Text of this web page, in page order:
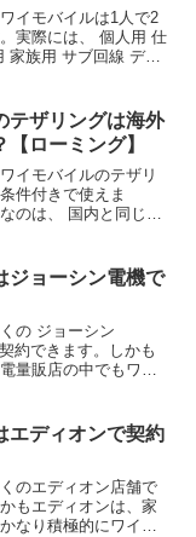
イモバイルは1人で2
実際には、 個人用 仕
家族用 サブ回線 デュ
、同一名義で最大5回
テザリングは海外
ローミング】
イモバイルのテザリ
件付きで使えま
のは、 国内と同じ感
つまり、「海外でテ
だ...
ジョーシン電機で
の ジョーシン
約できます。しかも
量販店の中でもワイ
乗り換え 機種変更
エディオンで契約
のエディオン店舗で
もエディオンは、家
なり積極的にワイモ